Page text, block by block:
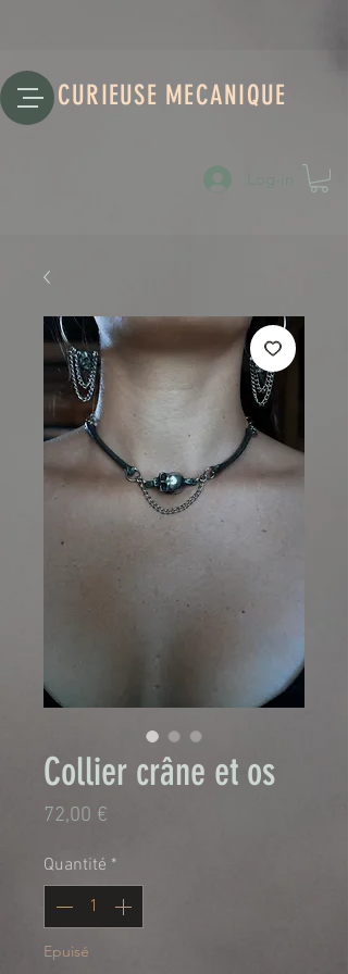
CURIEUSE MECANIQUE
Log-in
Collier crâne et os
72,00 €
Quantité *
Epuisé